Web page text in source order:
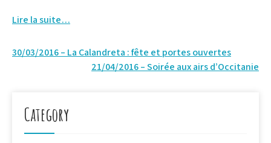
Lire la suite…
Navigation
l’article
30/03/2016 – La Calandreta : fête et portes ouvertes
21/04/2016 – Soirée aux airs d’Occitanie
Category